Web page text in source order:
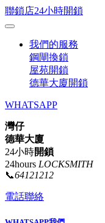
聯鎖店24小時開鎖
我們的服務
鋼閘換鎖
屋苑開鎖
德華大廈開鎖
WHATSAPP
灣仔
德華大廈
24小時開鎖
24hours LOCKSMITH
📞64121212
電話聯絡